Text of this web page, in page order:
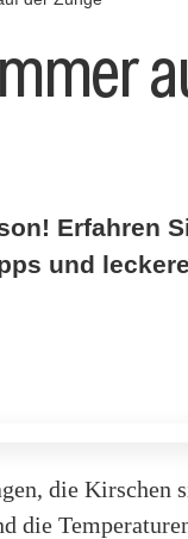
Erfahren
und leckere
die Kirschen
die